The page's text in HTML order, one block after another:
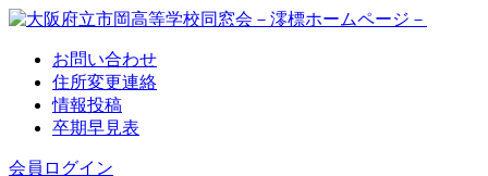
お問い合わせ
住所変更連絡
情報投稿
卒期早見表
会員ログイン